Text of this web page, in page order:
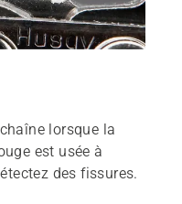
lorsque la
est usée à
des fissures.